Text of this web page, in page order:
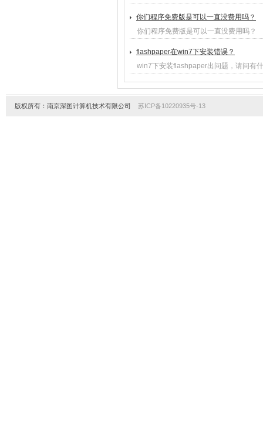
你们程序免费版是可以一直没费用吗？
你们程序免费版是可以一直没费用吗？
flashpaper在win7下安装错误？
win7下安装flashpaper出问题，请问有
版权所有：南京深图计算机技术有限公司 苏ICP备10220935号-13